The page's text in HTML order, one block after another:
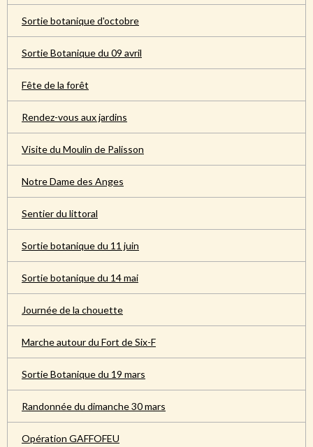
Sortie botanique d'octobre
Sortie Botanique du 09 avril
Fête de la forêt
Rendez-vous aux jardins
Visite du Moulin de Palisson
Notre Dame des Anges
Sentier du littoral
Sortie botanique du 11 juin
Sortie botanique du 14 mai
Journée de la chouette
Marche autour du Fort de Six-F
Sortie Botanique du 19 mars
Randonnée du dimanche 30 mars
Opération GAFFOFEU